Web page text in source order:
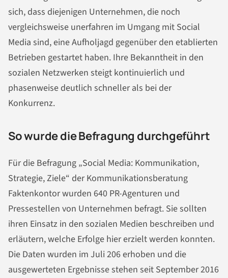
sich, dass diejenigen Unternehmen, die noch
vergleichsweise unerfahren im Umgang mit Social
Media sind, eine Aufholjagd gegenüber den etablierten
Betrieben gestartet haben. Ihre Bekanntheit in den
sozialen Netzwerken steigt kontinuierlich und
phasenweise deutlich schneller als bei der
Konkurrenz.
So wurde die Befragung durchgeführt
Für die Befragung „Social Media: Kommunikation,
Strategie, Ziele“ der Kommunikationsberatung
Faktenkontor wurden 640 PR-Agenturen und
Pressestellen von Unternehmen befragt. Sie sollten
ihren Einsatz in den sozialen Medien beschreiben und
erläutern, welche Erfolge hier erzielt werden konnten.
Die Daten wurden im Juli 206 erhoben und die
ausgewerteten Ergebnisse stehen seit September 2016